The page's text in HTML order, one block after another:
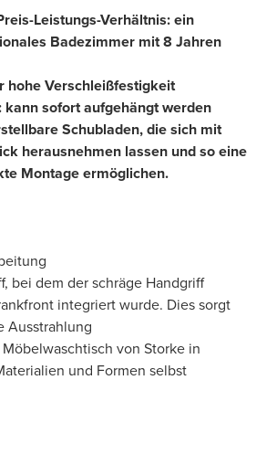
Leistungs-Verhältnis: ein
Badezimmer mit 8 Jahren
hohe Verschleißfestigkeit
sofort aufgehängt werden
Schubladen, die sich mit
herausnehmen lassen und so eine
Montage ermöglichen.
bei dem der schräge Handgriff
integriert wurde. Dies sorgt
Ausstrahlung
von Storke in
und Formen selbst